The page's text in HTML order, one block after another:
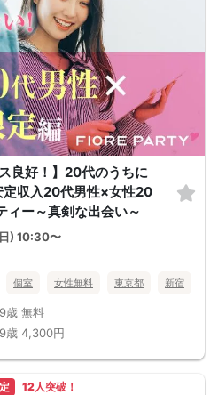
良好！】20代のうちに
収入20代男性×女性20
ィー～真剣な出会い～
) 10:30〜
個室 女性無料 東京都 新宿
歳 無料
歳 4,300円
12人突破！